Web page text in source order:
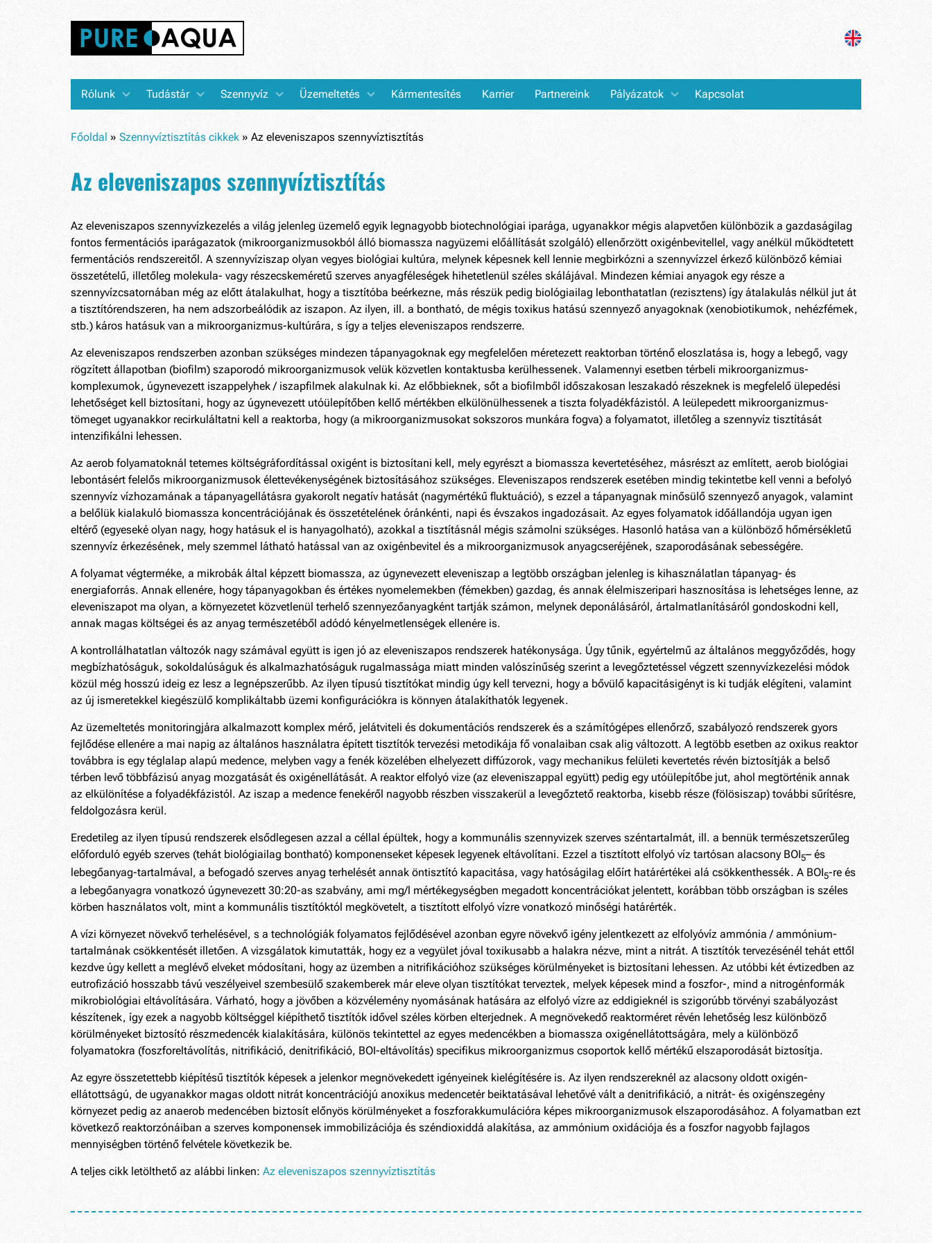
Rólunk Tudástár Szennyvíz Üzemeltetés Kármentesítés Karrier Partnereink Pályázatok Kapcsolat
Főoldal » Szennyvíztisztítás cikkek » Az eleveniszapos szennyvíztisztítás
Az eleveniszapos szennyvíztisztítás
Az eleveniszapos szennyvízkezelés a világ jelenleg üzemelő egyik legnagyobb biotechnológiai iparága, ugyanakkor mégis alapvetően különbözik a gazdaságilag
fontos fermentációs iparágazatok (mikroorganizmusokból álló biomassza nagyüzemi előállítását szolgáló) ellenőrzött oxigénbevitellel, vagy anélkül működtetett
fermentációs rendszereitől. A szennyvíziszap olyan vegyes biológiai kultúra, melynek képesnek kell lennie megbirkózni a szennyvízzel érkező különböző kémiai
összetételű, illetőleg molekula- vagy részecskeméretű szerves anyagféleségek hihetetlenül széles skálájával. Mindezen kémiai anyagok egy része a
szennyvízcsatornában még az előtt átalakulhat, hogy a tisztítóba beérkezne, más részük pedig biológiailag lebonthatatlan (rezisztens) így átalakulás nélkül jut át
a tisztítórendszeren, ha nem adszorbeálódik az iszapon. Az ilyen, ill. a bontható, de mégis toxikus hatású szennyező anyagoknak (xenobiotikumok, nehézfémek,
stb.) káros hatásuk van a mikroorganizmus-kultúrára, s így a teljes eleveniszapos rendszerre.
Az eleveniszapos rendszerben azonban szükséges mindezen tápanyagoknak egy megfelelően méretezett reaktorban történő eloszlatása is, hogy a lebegő, vagy
rögzített állapotban (biofilm) szaporodó mikroorganizmusok velük közvetlen kontaktusba kerülhessenek. Valamennyi esetben térbeli mikroorganizmus-
komplexumok, úgynevezett iszappelyhek / iszapfilmek alakulnak ki. Az előbbieknek, sőt a biofilmből időszakosan leszakadó részeknek is megfelelő ülepedési
lehetőséget kell biztosítani, hogy az úgynevezett utóülepítőben kellő mértékben elkülönülhessenek a tiszta folyadékfázistól. A leülepedett mikroorganizmus-
tömeget ugyanakkor recirkuláltatni kell a reaktorba, hogy (a mikroorganizmusokat sokszoros munkára fogva) a folyamatot, illetőleg a szennyvíz tisztítását
intenzifikálni lehessen.
Az aerob folyamatoknál tetemes költségráfordítással oxigént is biztosítani kell, mely egyrészt a biomassza kevertetéséhez, másrészt az említett, aerob biológiai
lebontásért felelős mikroorganizmusok élettevékenységének biztosításához szükséges. Eleveniszapos rendszerek esetében mindig tekintetbe kell venni a befolyó
szennyvíz vízhozamának a tápanyagellátásra gyakorolt negatív hatását (nagymértékű fluktuáció), s ezzel a tápanyagnak minősülő szennyező anyagok, valamint
a belőlük kialakuló biomassza koncentrációjának és összetételének óránkénti, napi és évszakos ingadozásait. Az egyes folyamatok időállandója ugyan igen
eltérő (egyeseké olyan nagy, hogy hatásuk el is hanyagolható), azokkal a tisztításnál mégis számolni szükséges. Hasonló hatása van a különböző hőmérsékletű
szennyvíz érkezésének, mely szemmel látható hatással van az oxigénbevitel és a mikroorganizmusok anyagcseréjének, szaporodásának sebességére.
A folyamat végterméke, a mikrobák által képzett biomassza, az úgynevezett eleveniszap a legtöbb országban jelenleg is kihasználatlan tápanyag- és
energiaforrás. Annak ellenére, hogy tápanyagokban és értékes nyomelemekben (fémekben) gazdag, és annak élelmiszeripari hasznosítása is lehetséges lenne, az
eleveniszapot ma olyan, a környezetet közvetlenül terhelő szennyezőanyagként tartják számon, melynek deponálásáról, ártalmatlanításáról gondoskodni kell,
annak magas költségei és az anyag természetéből adódó kényelmetlenségek ellenére is.
A kontrollálhatatlan változók nagy számával együtt is igen jó az eleveniszapos rendszerek hatékonysága. Úgy tűnik, egyértelmű az általános meggyőződés, hogy
megbízhatóságuk, sokoldalúságuk és alkalmazhatóságuk rugalmassága miatt minden valószínűség szerint a levegőztetéssel végzett szennyvízkezelési módok
közül még hosszú ideig ez lesz a legnépszerűbb. Az ilyen típusú tisztítókat mindig úgy kell tervezni, hogy a bővülő kapacitásigényt is ki tudják elégíteni, valamint
az új ismeretekkel kiegészülő komplikáltabb üzemi konfigurációkra is könnyen átalakíthatók legyenek.
Az üzemeltetés monitoringjára alkalmazott komplex mérő, jelátviteli és dokumentációs rendszerek és a számítógépes ellenőrző, szabályozó rendszerek gyors
fejlődése ellenére a mai napig az általános használatra épített tisztítók tervezési metodikája fő vonalaiban csak alig változott. A legtöbb esetben az oxikus reaktor
továbbra is egy téglalap alapú medence, melyben vagy a fenék közelében elhelyezett diffúzorok, vagy mechanikus felületi kevertetés révén biztosítják a belső
térben levő többfázisú anyag mozgatását és oxigénellátását. A reaktor elfolyó vize (az eleveniszappal együtt) pedig egy utóülepítőbe jut, ahol megtörténik annak
az elkülönítése a folyadékfázistól. Az iszap a medence fenekéről nagyobb részben visszakerül a levegőztető reaktorba, kisebb része (fölösiszap) további sűrítésre,
feldolgozásra kerül.
Eredetileg az ilyen típusú rendszerek elsődlegesen azzal a céllal épültek, hogy a kommunális szennyvizek szerves széntartalmát, ill. a bennük természetszerűleg
előforduló egyéb szerves (tehát biológiailag bontható) komponenseket képesek legyenek eltávolítani. Ezzel a tisztított elfolyó víz tartósan alacsony BOI5– és
lebegőanyag-tartalmával, a befogadó szerves anyag terhelését annak öntisztító kapacitása, vagy hatóságilag előírt határértékei alá csökkenthessék. A BOI5-re és
a lebegőanyagra vonatkozó úgynevezett 30:20-as szabvány, ami mg/l mértékegységben megadott koncentrációkat jelentett, korábban több országban is széles
körben használatos volt, mint a kommunális tisztítóktól megkövetelt, a tisztított elfolyó vízre vonatkozó minőségi határérték.
A vízi környezet növekvő terhelésével, s a technológiák folyamatos fejlődésével azonban egyre növekvő igény jelentkezett az elfolyóvíz ammónia / ammónium-
tartalmának csökkentését illetően. A vizsgálatok kimutatták, hogy ez a vegyület jóval toxikusabb a halakra nézve, mint a nitrát. A tisztítók tervezésénél tehát ettől
kezdve úgy kellett a meglévő elveket módosítani, hogy az üzemben a nitrifikációhoz szükséges körülményeket is biztosítani lehessen. Az utóbbi két évtizedben az
eutrofizáció hosszabb távú veszélyeivel szembesülő szakemberek már eleve olyan tisztítókat terveztek, melyek képesek mind a foszfor-, mind a nitrogénformák
mikrobiológiai eltávolítására. Várható, hogy a jövőben a közvélemény nyomásának hatására az elfolyó vízre az eddigieknél is szigorúbb törvényi szabályozást
készítenek, így ezek a nagyobb költséggel kiépíthető tisztítók idővel széles körben elterjednek. A megnövekedő reaktorméret révén lehetőség lesz különböző
körülményeket biztosító részmedencék kialakítására, különös tekintettel az egyes medencékben a biomassza oxigénellátottságára, mely a különböző
folyamatokra (foszforeltávolítás, nitrifikáció, denitrifikáció, BOI-eltávolítás) specifikus mikroorganizmus csoportok kellő mértékű elszaporodását biztosítja.
Az egyre összetettebb kiépítésű tisztítók képesek a jelenkor megnövekedett igényeinek kielégítésére is. Az ilyen rendszereknél az alacsony oldott oxigén-
ellátottságú, de ugyanakkor magas oldott nitrát koncentrációjú anoxikus medencetér beiktatásával lehetővé vált a denitrifikáció, a nitrát- és oxigénszegény
környezet pedig az anaerob medencében biztosít előnyös körülményeket a foszforakkumulációra képes mikroorganizmusok elszaporodásához. A folyamatban ezt
következő reaktorzónáiban a szerves komponensek immobilizációja és széndioxiddá alakítása, az ammónium oxidációja és a foszfor nagyobb fajlagos
mennyiségben történő felvétele következik be.
A teljes cikk letölthető az alábbi linken: Az eleveniszapos szennyvíztisztítás